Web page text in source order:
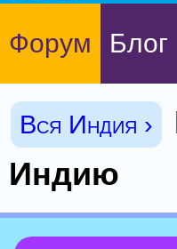
Форум Блог
Вся Индия ›
Индию